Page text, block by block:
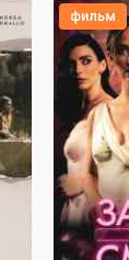
фильм